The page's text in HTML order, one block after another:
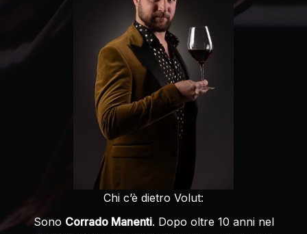
Chi c’è dietro Volut:
Sono Corrado Manenti. Dopo oltre 10 anni nel